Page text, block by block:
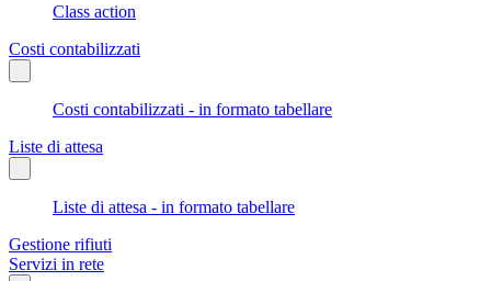
Class action
Costi contabilizzati
Costi contabilizzati - in formato tabellare
Liste di attesa
Liste di attesa - in formato tabellare
Gestione rifiuti
Servizi in rete